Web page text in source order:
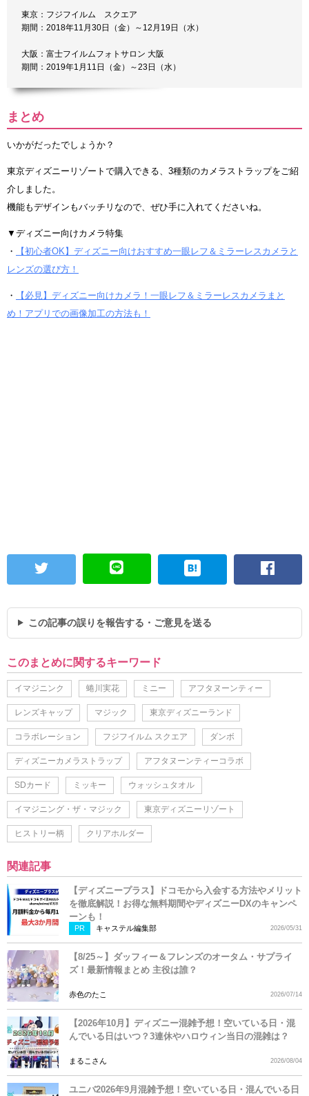
東京：フジフイルム スクエア
期間：2018年11月30日（金）～12月19日（水）
大阪：富士フイルムフォトサロン 大阪
期間：2019年1月11日（金）～23日（水）
まとめ
いかがだったでしょうか？
東京ディズニーリゾートで購入できる、3種類のカメラストラップをご紹
介しました。
機能もデザインもバッチリなので、ぜひ手に入れてくださいね。
▼ディズニー向けカメラ特集
・
【初心者OK】ディズニー向けおすすめ一眼レフ＆ミラーレスカメラと
レンズの選び方！
・
【必見】ディズニー向けカメラ！一眼レフ＆ミラーレスカメラまと
め！アプリでの画像加工の方法も！
この記事の誤りを報告する・ご意見を送る
このまとめに関するキーワード
イマジニンク 蜷川実花 ミニー アフタヌーンティー
レンズキャップ マジック 東京ディズニーランド
コラボレーション フジフイルム スクエア ダンボ
ディズニーカメラストラップ アフタヌーンティーコラボ
SDカード ミッキー ウォッシュタオル
イマジニング・ザ・マジック 東京ディズニーリゾート
ヒストリー柄 クリアホルダー
関連記事
【ディズニープラス】ドコモから入会する方法やメリット
を徹底解説！お得な無料期間やディズニーDXのキャンペ
ーンも！
PR キャステル編集部 2026/05/31
【8/25～】ダッフィー＆フレンズのオータム・サプライ
ズ！最新情報まとめ 主役は誰？
赤色のたこ 2026/07/14
【2026年10月】ディズニー混雑予想！空いている日・混
んでいる日はいつ？3連休やハロウィン当日の混雑は？
まるこさん 2026/08/04
ユニバ2026年9月混雑予想！空いている日・混んでいる日